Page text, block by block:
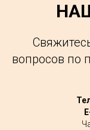
вопросов по